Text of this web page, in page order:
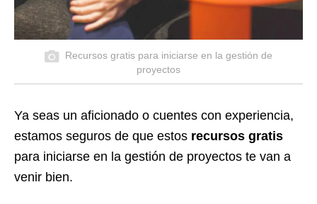
Recursos gratis para iniciarse en la gestión de
proyectos
Ya seas un aficionado o cuentes con experiencia,
estamos seguros de que estos recursos gratis
para iniciarse en la gestión de proyectos te van a
venir bien.